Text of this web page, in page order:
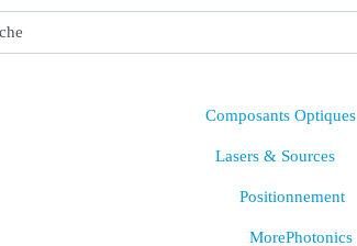
Composants Optiques
Lasers & Sources
Positionnement
MorePhotonics